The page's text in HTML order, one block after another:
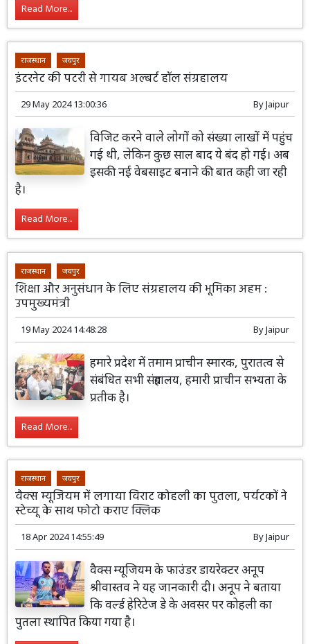
Read More...
राजस्थान जयपुर
इंटरनेट की पटरी से गायब अल्बर्ट हॉल संग्रहालय
29 May 2024 13:00:36 ByJaipur
विजिट करने वाले लोगों को संख्या लाखों में पहुंच
गई थी, लेकिन कुछ साल बाद ये बंद हो गई। अब
इसकी नई वेबसाइट बनाने की बात कही जा रही
है।
Read More...
राजस्थान जयपुर
शिक्षा और अनुसंधान के लिए संग्रहालय की भूमिका अहम :
उपमुख्यमंत्री
19 May 2024 14:48:28 ByJaipur
हमारे प्रदेश में तमाम प्राचीन स्मारक, पुरातत्व से
संबंधित सभी संग्रहालय, हमारी प्राचीन सभ्यता के
प्रतीक है।
Read More...
राजस्थान जयपुर
वैक्स म्यूजियम में लगाया विराट कोहली का पुतला, पर्यटकों ने
स्टेच्यू के साथ फोटो कराए क्लिक
18 Apr 2024 14:55:49 ByJaipur
वैक्स म्यूजियम के फाउंडर डायरेक्टर अनूप
श्रीवास्तव ने यह जानकारी दी। अनूप ने बताया
कि वर्ल्ड हेरिटेज डे के अवसर पर कोहली का
पुतला स्थापित किया गया है।